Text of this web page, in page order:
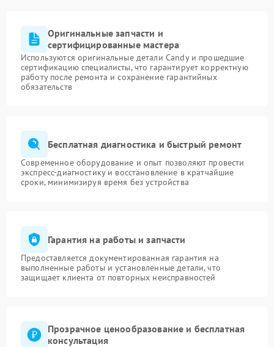
Оригинальные запчасти и
сертифицированные мастера
Используются оригинальные детали Candy и прошедшие
сертификацию специалисты, что гарантирует корректную
работу после ремонта и сохранение гарантийных
обязательств
Бесплатная диагностика и быстрый ремонт
Современное оборудование и опыт позволяют провести
экспресс-диагностику и восстановление в кратчайшие
сроки, минимизируя время без устройства
Гарантия на работы и запчасти
Предоставляется документированная гарантия на
выполненные работы и установленные детали, что
защищает клиента от повторных неисправностей
Прозрачное ценообразование и бесплатная
консультация